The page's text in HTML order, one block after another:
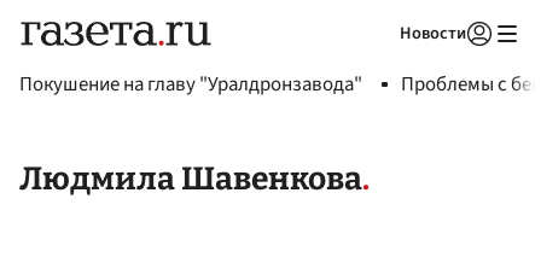
Новости
Покушение на главу "Уралдронзавода" Проблемы с
Людмила Шавенкова